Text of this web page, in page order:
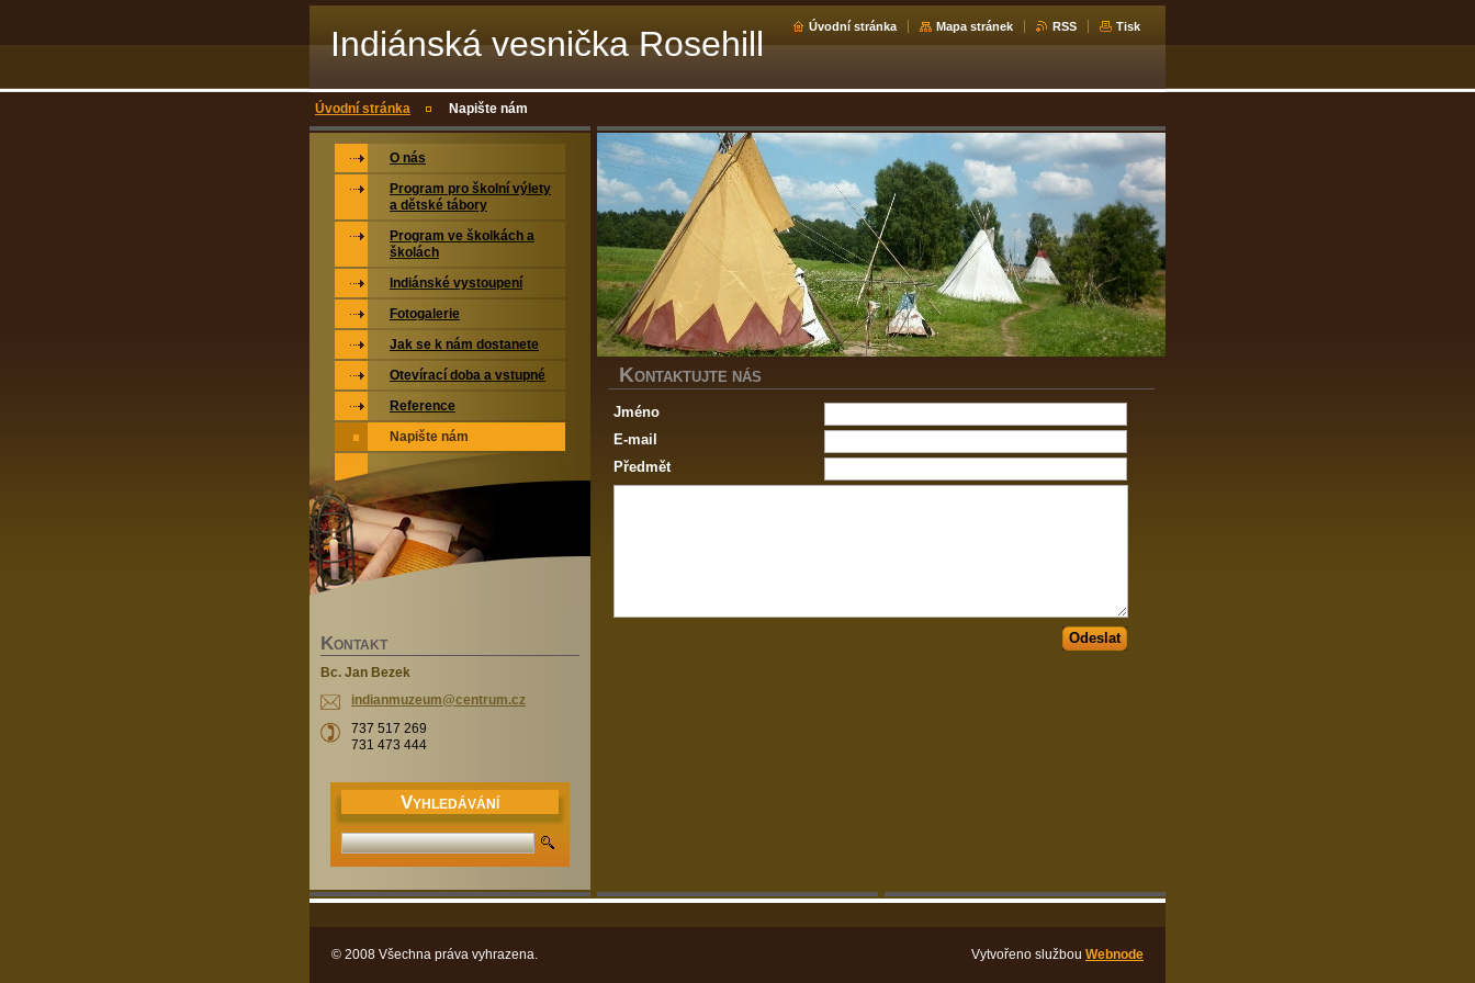
Indiánská vesnička Rosehill Úvodní stránka Mapa stránek RSS Tisk
Úvodní stránka Napište nám
KONTAKTUJTE NÁS
Jméno
E-mail
Předmět
Odeslat
O nás
Program pro školní výlety
a dětské tábory
Program ve školkách a
školách
Indiánské vystoupení
Fotogalerie
Jak se k nám dostanete
Otevírací doba a vstupné
Reference
Napište nám
KONTAKT
Bc. Jan Bezek
indianmuzeum@centrum.cz
737 517 269
731 473 444
VYHLEDÁVÁNÍ
© 2008 Všechna práva vyhrazena. Vytvořeno službou Webnode